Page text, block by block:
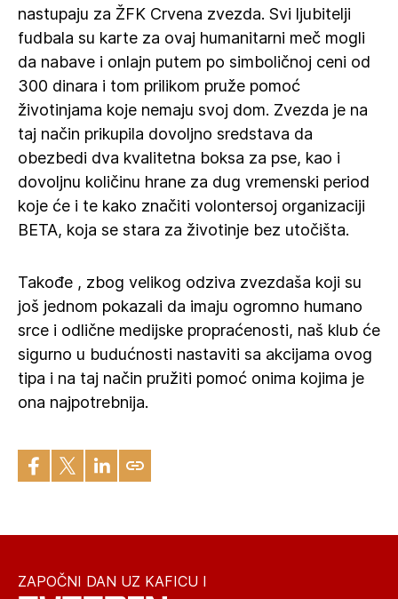
nastupaju za ŽFK Crvena zvezda. Svi ljubitelji
fudbala su karte za ovaj humanitarni meč mogli
da nabave i onlajn putem po simboličnoj ceni od
300 dinara i tom prilikom pruže pomoć
životinjama koje nemaju svoj dom. Zvezda je na
taj način prikupila dovoljno sredstava da
obezbedi dva kvalitetna boksa za pse, kao i
dovoljnu količinu hrane za dug vremenski period
koje će i te kako značiti volontersoj organizaciji
BETA, koja se stara za životinje bez utočišta.
Takođe , zbog velikog odziva zvezdaša koji su
još jednom pokazali da imaju ogromno humano
srce i odlične medijske propraćenosti, naš klub će
sigurno u budućnosti nastaviti sa akcijama ovog
tipa i na taj način pružiti pomoć onima kojima je
ona najpotrebnija.
ZAPOČNI DAN UZ KAFICU I